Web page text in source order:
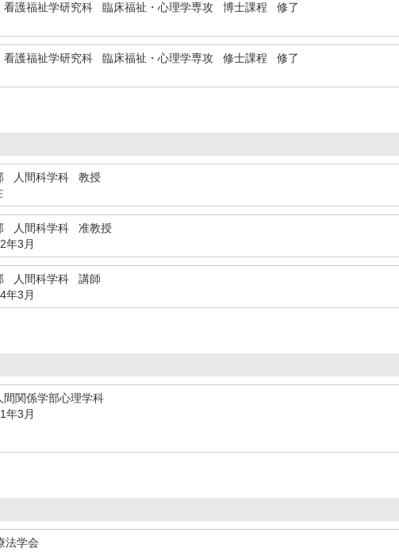
護福祉学研究科 臨床福祉・心理学専攻 博士課程 修了
護福祉学研究科 臨床福祉・心理学専攻 修士課程 修了
人間科学科 教授
人間科学科 准教授
年3月
人間科学科 講師
年3月
関係学部心理学科
年3月
法学会